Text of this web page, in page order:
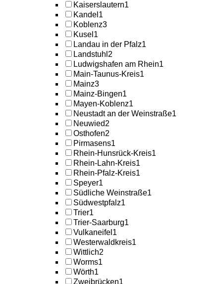
Kaiserslautern1
Kandel 1
Koblenz3
Kusel 1
Landau in der Pfalz1
Landstuhl 2
Ludwigshafen am Rhein1
Main-Taunus-Kreis1
Mainz3
Mainz-Bingen1
Mayen-Koblenz1
Neustadt an der Weinstraße1
Neuwied2
Osthofen2
Pirmasens1
Rhein-Hunsrück-Kreis1
Rhein-Lahn-Kreis1
Rhein-Pfalz-Kreis1
Speyer1
Südliche Weinstraße1
Südwestpfalz1
Trier1
Trier-Saarburg1
Vulkaneifel 1
Westerwaldkreis1
Wittlich2
Worms1
Wörth1
Zweibrücken1